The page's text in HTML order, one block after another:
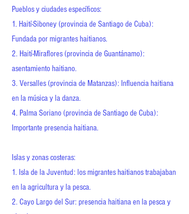
Pueblos y ciudades específicos:
1. Haití-Siboney (provincia de Santiago de Cuba):
Fundada por migrantes haitianos.
2. Haití-Miraflores (provincia de Guantánamo):
asentamiento haitiano.
3. Versalles (provincia de Matanzas): Influencia haitiana
en la música y la danza.
4. Palma Soriano (provincia de Santiago de Cuba):
Importante presencia haitiana.
Islas y zonas costeras:
1. Isla de la Juventud: los migrantes haitianos trabajaban
en la agricultura y la pesca.
2. Cayo Largo del Sur: presencia haitiana en la pesca y